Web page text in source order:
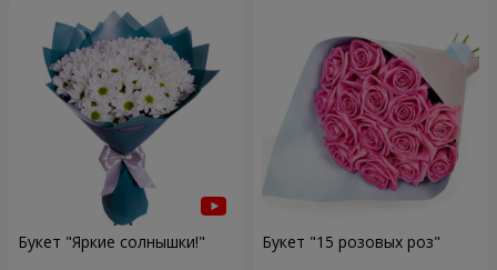
Букет "Яркие солнышки!" Букет "15 розовых роз"